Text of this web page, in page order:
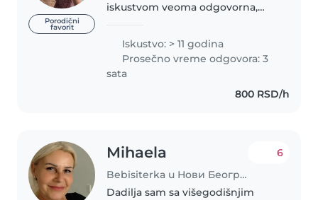
Porodični
favorit
iskustvom veoma odgovorna,
posvecena deci. Kroz igru i
posvecenost pomazem malim
ljudima da odrastu u srecne ljude
Iskustvo: > 11 godina
Prosečno vreme odgovora: 3
sata
800 RSD/h
Mihaela
Bebisiterka u Нови Београд
6
Dadilja sam sa višegodišnjim